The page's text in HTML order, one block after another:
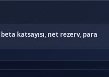
beta katsayısı, net rezerv, para